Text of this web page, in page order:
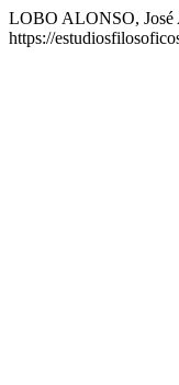
LOBO ALONSO, José
https://